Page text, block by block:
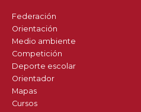
Federación
Orientación
Medio ambiente
Competición
Deporte escolar
Orientador
Mapas
Cursos